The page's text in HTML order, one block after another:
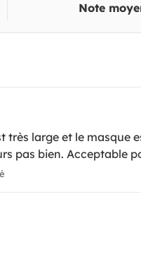
Note
très large et le
pas bien. Acceptable